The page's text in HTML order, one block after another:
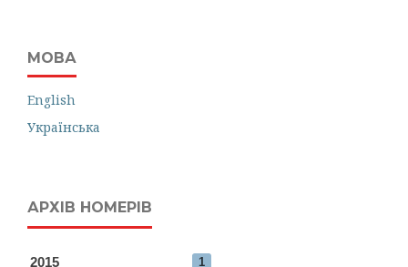
МОВА
English
Українська
АРХІВ НОМЕРІВ
2015 1